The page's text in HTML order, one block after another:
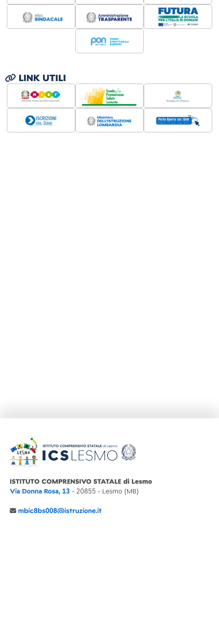
LINK UTILI
ISTITUTO COMPRENSIVO STATALE di Lesmo
Via Donna Rosa, 13 - 20855 - Lesmo (MB)
mbic8bs008@istruzione.it